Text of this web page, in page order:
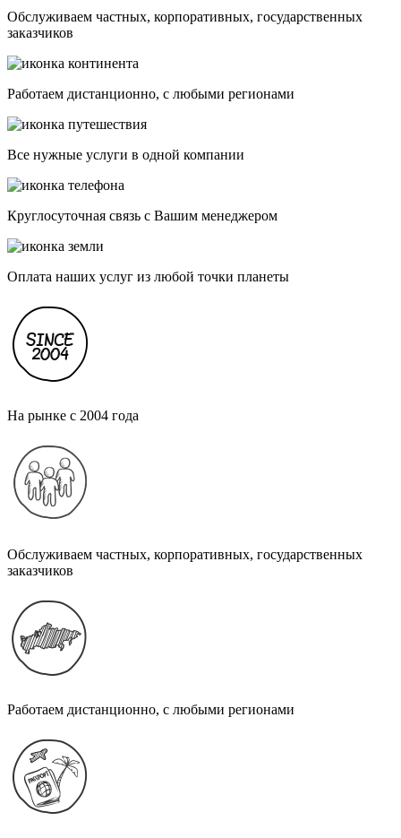
Обслуживаем частных, корпоративных, государственных
заказчиков
Работаем дистанционно, с любыми регионами
Все нужные услуги в одной компании
Круглосуточная связь с Вашим менеджером
Оплата наших услуг из любой точки планеты
На рынке с 2004 года
Обслуживаем частных, корпоративных, государственных
заказчиков
Работаем дистанционно, с любыми регионами